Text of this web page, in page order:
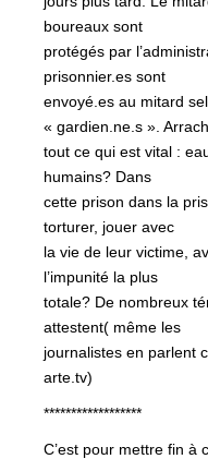
boureaux sont
protégés par
prisonnier.es sont
envoyé.es au mitard
« gardien.ne.s ».
tout ce qui est vital :
humains? Dans
cette prison dans la
torturer, jouer avec
la vie de leur victime,
l’impunité la plus
totale? De nombreux
attestent( même les
journalistes en parlent
arte.tv)
******************
C’est pour mettre fin à